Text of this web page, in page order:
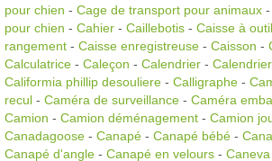
pour chien - Cage de transport pour animaux -
pour chien - Cahier - Caillebotis - Caisse à
rangement - Caisse enregistreuse - Caisson -
Calculatrice - Caleçon - Calendrier -
Califormia phillip desouliere - Calligraphe -
recul - Caméra de surveillance - Caméra
Camion - Camion déménagement - Camion
Canadagoose - Canapé - Canapé bébé -
Canapé d'angle - Canapé en velours - Caneva